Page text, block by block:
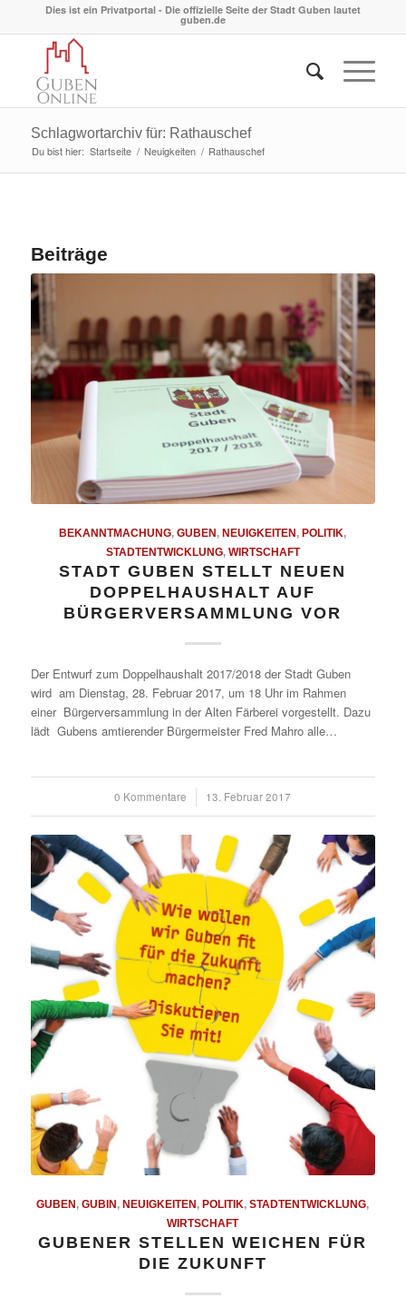
Dies ist ein Privatportal - Die offizielle Seite der Stadt Guben lautet
guben.de
Schlagwortarchiv für: Rathauschef
Du bist hier: Startseite / Neuigkeiten / Rathauschef
Beiträge
BEKANNTMACHUNG,GUBEN,NEUIGKEITEN,POLITIK,
STADTENTWICKLUNG, WIRTSCHAFT
STADT GUBEN STELLT NEUEN
DOPPELHAUSHALT AUF
BÜRGERVERSAMMLUNG VOR
Der Entwurf zum Doppelhaushalt 2017/2018 der Stadt Guben
wird am Dienstag, 28. Februar 2017, um 18 Uhr im Rahmen
einer Bürgerversammlung in der Alten Färberei vorgestellt. Dazu
lädt Gubens amtierender Bürgermeister Fred Mahro alle…
0 Kommentare
/ 13. Februar 2017
GUBEN ,GUBIN , NEUIGKEITEN , POLITIK,STADTENTWICKLUNG,
WIRTSCHAFT
GUBENER STELLEN WEICHEN FÜR
DIE ZUKUNFT